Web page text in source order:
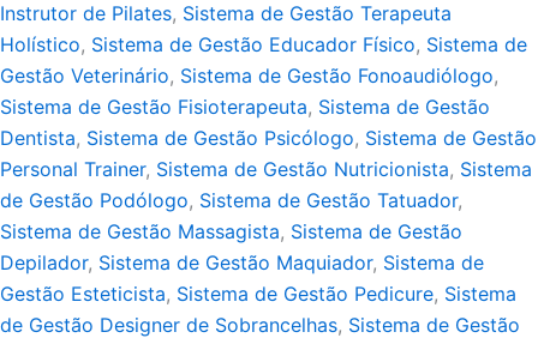
Instrutor de Pilates, Sistema de Gestão Terapeuta
Holístico, Sistema de Gestão Educador Físico, Sistema de
Gestão Veterinário, Sistema de Gestão Fonoaudiólogo,
Sistema de Gestão Fisioterapeuta, Sistema de Gestão
Dentista, Sistema de Gestão Psicólogo, Sistema de Gestão
Personal Trainer, Sistema de Gestão Nutricionista, Sistema
de Gestão Podólogo, Sistema de Gestão Tatuador,
Sistema de Gestão Massagista, Sistema de Gestão
Depilador, Sistema de Gestão Maquiador, Sistema de
Gestão Esteticista, Sistema de Gestão Pedicure, Sistema
de Gestão Designer de Sobrancelhas, Sistema de Gestão